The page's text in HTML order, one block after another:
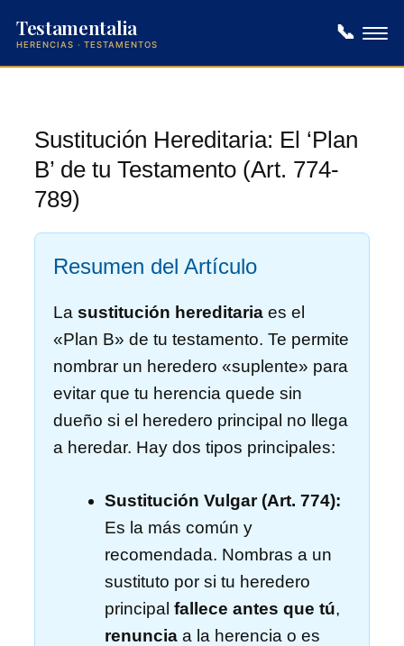
Testamentalia
HERENCIAS · TESTAMENTOS
📞
contenido
Sustitución Hereditaria: El ‘Plan
B’ de tu Testamento (Art. 774-
789)
Resumen del Artículo
La sustitución hereditaria es el
«Plan B» de tu testamento. Te permite
nombrar un heredero «suplente» para
evitar que tu herencia quede sin
dueño si el heredero principal no llega
a heredar. Hay dos tipos principales:
Sustitución Vulgar (Art. 774):
Es la más común y
recomendada. Nombras a un
sustituto por si tu heredero
principal fallece antes que tú,
renuncia a la herencia o es